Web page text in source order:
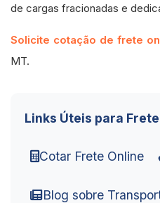
de cargas fracionadas e
Solicite cotação de frete
MT.
Links Úteis para
Cotar Frete Online
Blog sobre